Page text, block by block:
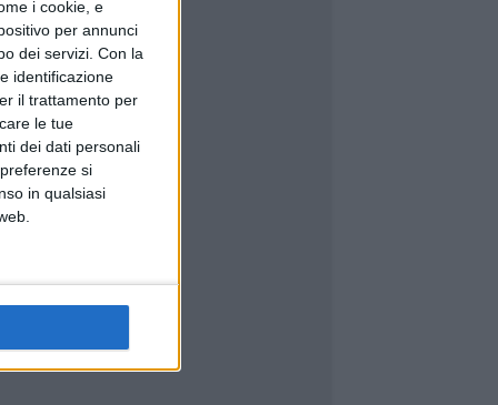
i cookie, e
per annunci
dei servizi. Con la
identificazione
il trattamento per
le tue
dei dati personali
si
in qualsiasi